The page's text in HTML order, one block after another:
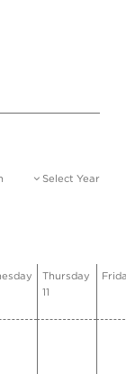
Select Year
Thursday
11